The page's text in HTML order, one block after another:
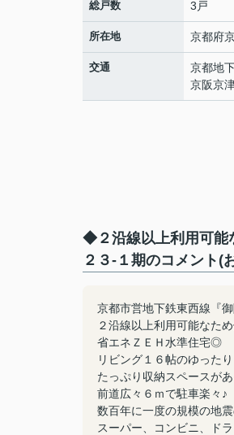
総戸数 3戸
所在地 京都府
交通 京都地
京阪京
◆２沿線以上利用可能
２３-１期のコメント(
京都市営地下鉄東西線『
２沿線以上利用可能なた
省エネＺＥＨ水準住宅◎
リビング１６帖のゆった
たっぷり収納スペースが
前道広々６ｍで駐車楽々♪
数百年に一度の規模の地
スーパー、コンビニ、ド